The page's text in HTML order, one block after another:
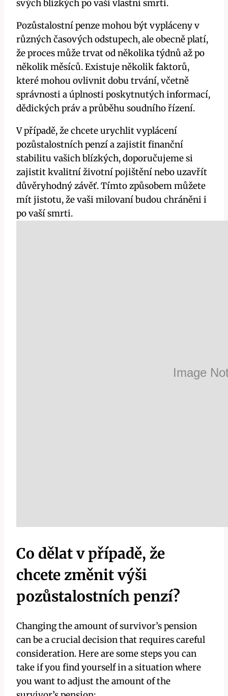
svých blízkých po vaší vlastní smrti.
Pozůstalostní penze mohou být vypláceny v
různých časových odstupech, ale obecně platí,
že proces může trvat od několika týdnů až po
několik měsíců. Existuje několik faktorů,
které mohou ovlivnit dobu trvání, včetně
správnosti a úplnosti poskytnutých informací,
dědických práv a průběhu soudního řízení.
V případě, že chcete urychlit vyplácení
pozůstalostních penzí a zajistit finanční
stabilitu vašich blízkých, doporučujeme si
zajistit kvalitní životní pojištění nebo uzavřít
důvěryhodný závěť. Tímto způsobem můžete
mít jistotu, že vaši milovaní budou chráněni i
po vaší smrti.
Co dělat v případě, že
chcete změnit výši
pozůstalostních penzí?
Changing the amount of survivor’s pension
can be a crucial decision that requires careful
consideration. Here are some steps you can
take if you find yourself in a situation where
you want to adjust the amount of the